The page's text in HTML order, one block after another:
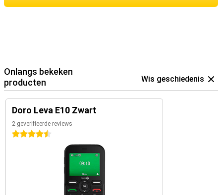
Onlangs bekeken
producten
Wis geschiedenis
Doro Leva E10 Zwart
2 geverifieerde reviews
4.5 sterren